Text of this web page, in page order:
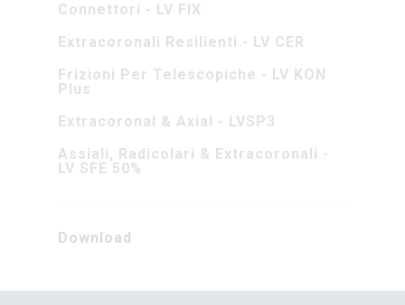
Connettori - LV FIX
Extracoronali Resilienti - LV CER
Frizioni Per Telescopiche - LV KON
Plus
Extracoronal & Axial - LVSP3
Assiali, Radicolari & Extracoronali -
LV SFE 50%
Download